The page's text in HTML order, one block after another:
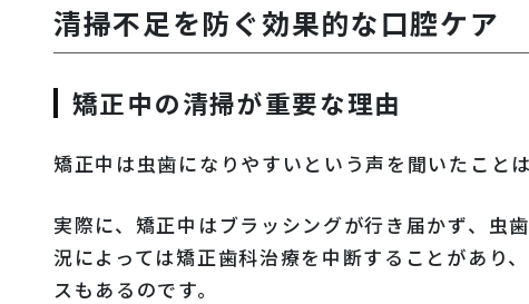
清掃不足を防ぐ効果的な口腔ケア
矯正中の清掃が重要な理由
矯正中は虫歯になりやすいという声を聞いたこと
実際に、矯正中はブラッシングが行き届かず、虫
況によっては矯正歯科治療を中断することがあり
スもあるのです。